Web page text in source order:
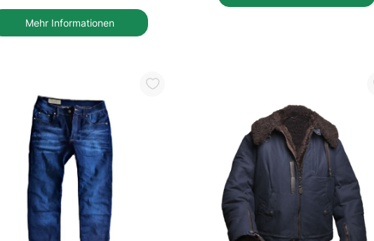
Mehr Informationen